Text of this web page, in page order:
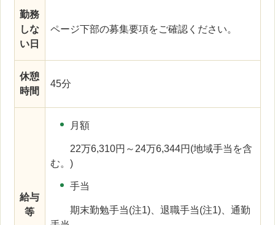
勤務
しな
い日
ページ下部の募集要項をご確認ください。
休憩
時間
45分
給与
等
月額
22万6,310円～24万6,344円(地域手当を含
む。)
手当
期末勤勉手当(注1)、退職手当(注1)、通勤